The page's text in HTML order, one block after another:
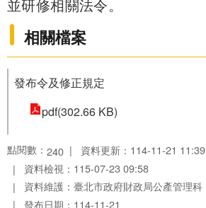
並研修相關法令。
相關檔案
發布令及修正規定
pdf(302.66 KB)
點閱數： 240
資料更新：114-11-21 11:39
資料檢視：115-07-23 09:58
資料維護：臺北市政府財政局公產管理科
發布日期：114-11-21